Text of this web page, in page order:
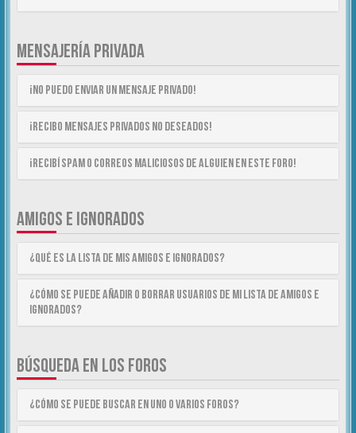
MENSAJERÍA PRIVADA
¡No puedo enviar un mensaje privado!
¡Recibo mensajes privados no deseados!
¡Recibí spam o correos maliciosos de alguien en este foro!
AMIGOS E IGNORADOS
¿Qué es la lista de Mis Amigos e Ignorados?
¿Cómo se puede añadir o borrar usuarios de mi lista de Amigos e
Ignorados?
BÚSQUEDA EN LOS FOROS
¿Cómo se puede buscar en uno o varios foros?